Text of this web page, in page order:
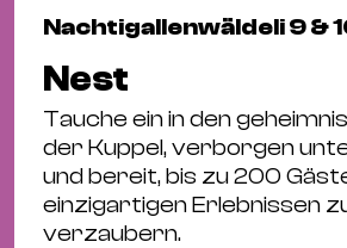
Nachtigallenwäldeli 9 &
Nest
Tauche ein in den
der Kuppel, verborgen
und bereit, bis zu 200
einzigartigen Erlebnissen
verzaubern.